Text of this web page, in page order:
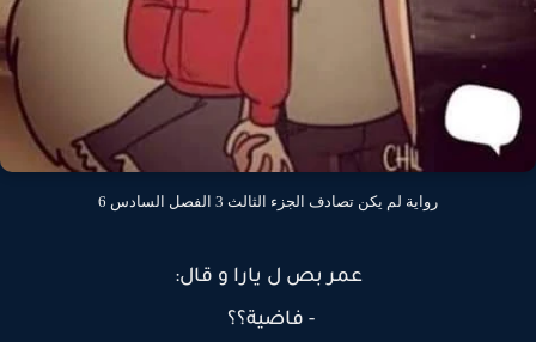
رواية لم يكن تصادف الجزء الثالث 3 الفصل السادس 6
عمر بص ل يارا و قال:
- فاضية؟؟